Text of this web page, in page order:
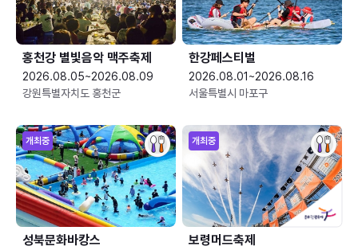
홍천강 별빛음악 맥주축제
2026.08.05~2026.08.09
강원특별자치도 홍천군
한강페스티벌
2026.08.01~2026.08.16
서울특별시 마포구
개최중
성북문화바캉스
개최중
보령머드축제